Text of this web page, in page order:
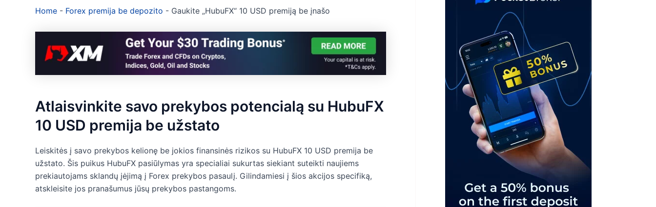
Home - Forex premija be depozito - Gaukite „HubuFX“ 10 USD premiją be įnašo
Atlaisvinkite savo prekybos potencialą su HubuFX
10 USD premija be užstato
Leiskitės į savo prekybos kelionę be jokios finansinės rizikos su HubuFX 10 USD premija be
užstato. Šis puikus HubuFX pasiūlymas yra specialiai sukurtas siekiant suteikti naujiems
prekiautojams sklandų įėjimą į Forex prekybos pasaulį. Gilindamiesi į šios akcijos specifiką,
atskleisite jos pranašumus jūsų prekybos pastangoms.